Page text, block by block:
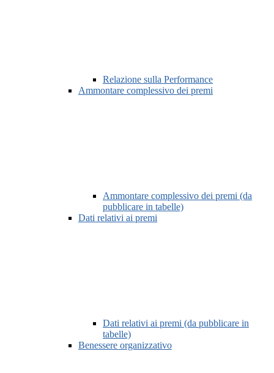
Relazione sulla Performance
Ammontare complessivo dei premi
Ammontare complessivo dei premi (da
pubblicare in tabelle)
Dati relativi ai premi
Dati relativi ai premi (da pubblicare in
tabelle)
Benessere organizzativo